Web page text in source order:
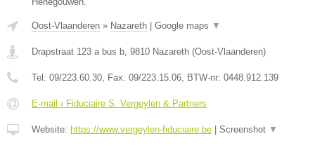
Oost-Vlaanderen » Nazareth Google maps ▼
Drapstraat 123 a bus b 9810 Nazareth (Oost-Vlaanderen)
Tel: 09/223.60.30 , Fax: 09/223.15.06 , BTW-nr: 0448.912.139
E-mail › Fiduciaire S. Vergeylen & Partners
Website: https://www.vergeylen-fiduciaire.be Screenshot ▼